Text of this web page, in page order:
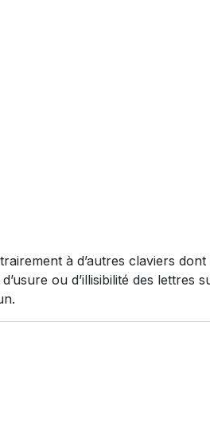
à d’autres claviers
ou d’illisibilité des lettres